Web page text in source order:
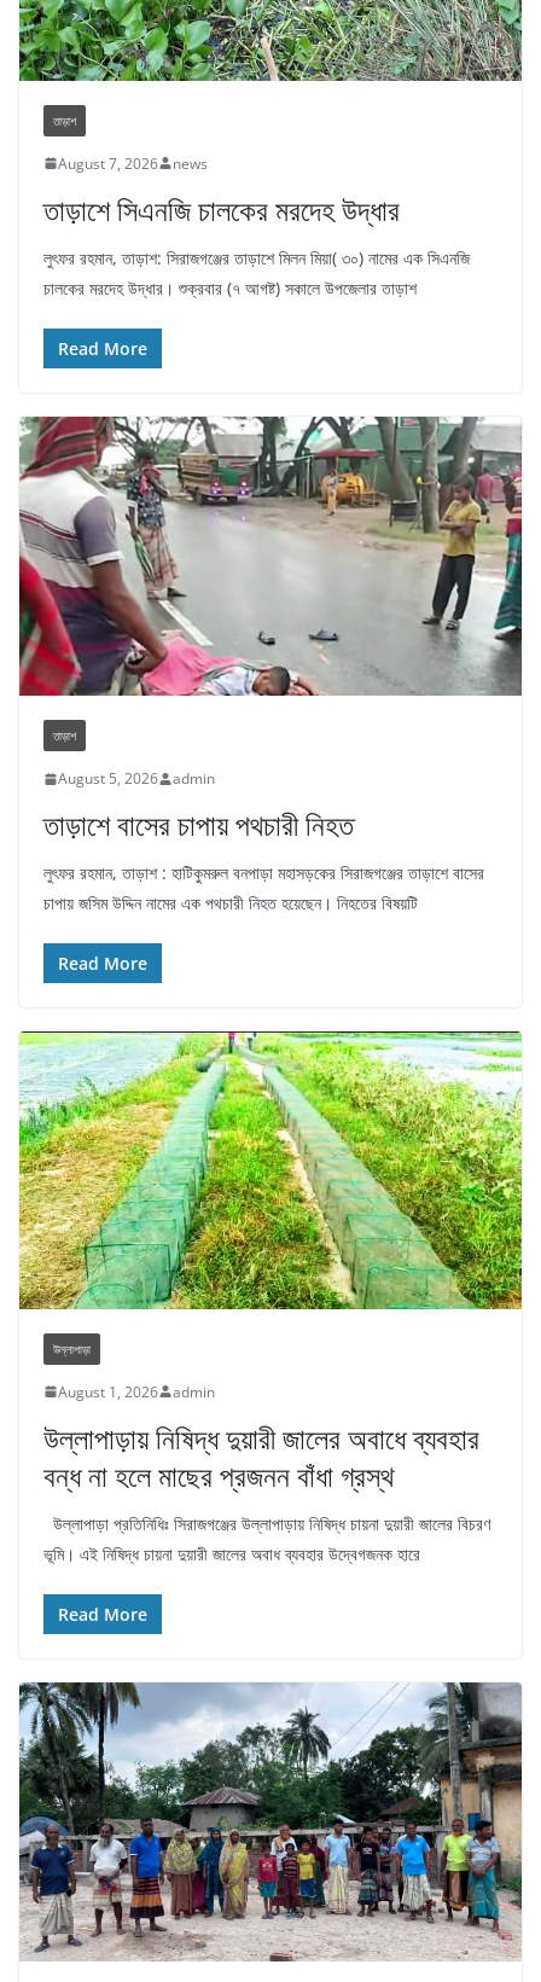
তাড়াশ
August 7, 2026 news
তাড়াশে সিএনজি চালকের মরদেহ উদ্ধার
লুৎফর রহমান, তাড়াশ: সিরাজগঞ্জের তাড়াশে মিলন মিয়া( ৩০) নামের এক সিএনজি
চালকের মরদেহ উদ্ধার। শুক্রবার (৭ আগষ্ট) সকালে উপজেলার তাড়াশ
Read More
তাড়াশ
August 5, 2026 admin
তাড়াশে বাসের চাপায় পথচারী নিহত
লুৎফর রহমান, তাড়াশ : হাটিকুমরুল বনপাড়া মহাসড়কের সিরাজগঞ্জের তাড়াশে বাসের
চাপায় জসিম উদ্দিন নামের এক পথচারী নিহত হয়েছেন। নিহতের বিষয়টি
Read More
উল্লাপাড়া
August 1, 2026 admin
উল্লাপাড়ায় নিষিদ্ধ দুয়ারী জালের অবাধে ব্যবহার
বন্ধ না হলে মাছের প্রজনন বাঁধা গ্রস্থ
উল্লাপাড়া প্রতিনিধিঃ সিরাজগঞ্জের উল্লাপাড়ায় নিষিদ্ধ চায়না দুয়ারী জালের বিচরণ
ভূমি। এই নিষিদ্ধ চায়না দুয়ারী জালের অবাধ ব্যবহার উদ্বেগজনক হারে
Read More